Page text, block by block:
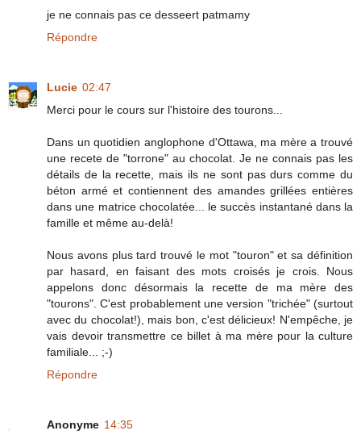
je ne connais pas ce desseert patmamy
Répondre
Lucie 02:47
Merci pour le cours sur l'histoire des tourons...
Dans un quotidien anglophone d'Ottawa, ma mère a trouvé
une recete de "torrone" au chocolat. Je ne connais pas les
détails de la recette, mais ils ne sont pas durs comme du
béton armé et contiennent des amandes grillées entières
dans une matrice chocolatée... le succès instantané dans la
famille et même au-delà!
Nous avons plus tard trouvé le mot "touron" et sa définition
par hasard, en faisant des mots croisés je crois. Nous
appelons donc désormais la recette de ma mère des
"tourons". C'est probablement une version "trichée" (surtout
avec du chocolat!), mais bon, c'est délicieux! N'empêche, je
vais devoir transmettre ce billet à ma mère pour la culture
familiale... ;-)
Répondre
Anonyme 14:35